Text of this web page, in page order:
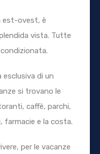
est-ovest, è
vista. Tutte
esclusiva di un
si trovano le
caffè, parchi,
farmacie e la costa.
per le vacanze